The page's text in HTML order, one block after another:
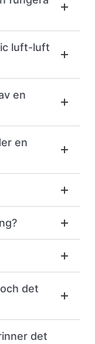
luft-luft
en
en
det
det